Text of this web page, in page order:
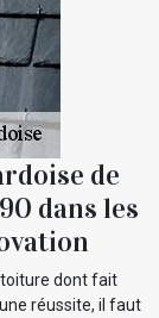
de
dans les
toiture dont fait
réussite, il faut